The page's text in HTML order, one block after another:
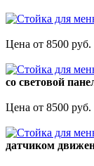
Цена от 8500 руб.
со световой
Цена от 8500 руб.
датчиком